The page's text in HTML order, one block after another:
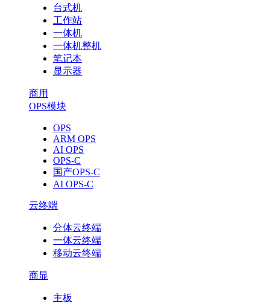
台式机
工作站
一体机
一体机整机
笔记本
显示器
商用
OPS模块
OPS
ARM OPS
AI OPS
OPS-C
国产OPS-C
AI OPS-C
云终端
分体云终端
一体云终端
移动云终端
商显
主板